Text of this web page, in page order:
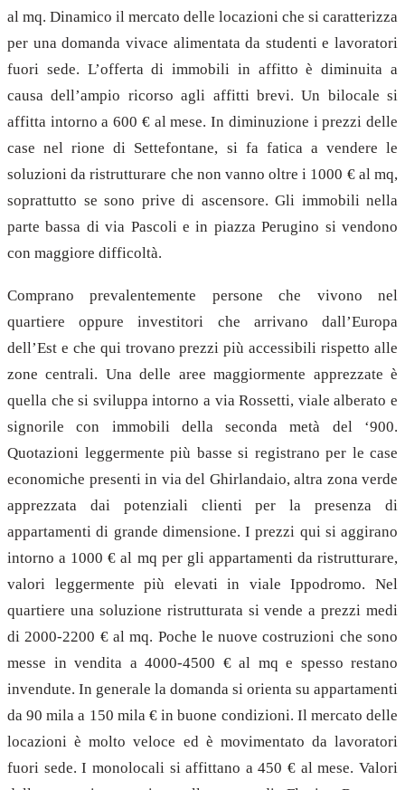
al mq. Dinamico il mercato delle locazioni che si caratterizza
per una domanda vivace alimentata da studenti e lavoratori
fuori sede. L’offerta di immobili in affitto è diminuita a
causa dell’ampio ricorso agli affitti brevi. Un bilocale si
affitta intorno a 600 € al mese. In diminuzione i prezzi delle
case nel rione di Settefontane, si fa fatica a vendere le
soluzioni da ristrutturare che non vanno oltre i 1000 € al mq,
soprattutto se sono prive di ascensore. Gli immobili nella
parte bassa di via Pascoli e in piazza Perugino si vendono
con maggiore difficoltà.
Comprano prevalentemente persone che vivono nel
quartiere oppure investitori che arrivano dall’Europa
dell’Est e che qui trovano prezzi più accessibili rispetto alle
zone centrali. Una delle aree maggiormente apprezzate è
quella che si sviluppa intorno a via Rossetti, viale alberato e
signorile con immobili della seconda metà del ‘900.
Quotazioni leggermente più basse si registrano per le case
economiche presenti in via del Ghirlandaio, altra zona verde
apprezzata dai potenziali clienti per la presenza di
appartamenti di grande dimensione. I prezzi qui si aggirano
intorno a 1000 € al mq per gli appartamenti da ristrutturare,
valori leggermente più elevati in viale Ippodromo. Nel
quartiere una soluzione ristrutturata si vende a prezzi medi
di 2000-2200 € al mq. Poche le nuove costruzioni che sono
messe in vendita a 4000-4500 € al mq e spesso restano
invendute. In generale la domanda si orienta su appartamenti
da 90 mila a 150 mila € in buone condizioni. Il mercato delle
locazioni è molto veloce ed è movimentato da lavoratori
fuori sede. I monolocali si affittano a 450 € al mese. Valori